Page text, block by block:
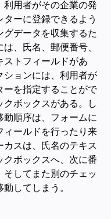
利用者がその企業の発
ーに登録できるよう
グデータを収集するた
、氏名、郵便番号、
ストフィールドがあ
ションには、利用者が
ーを指定することがで
クボックスがある。し
順序は、フォームに
ィールドを行ったり来
カスは、氏名のテキス
クボックスへ、次に番
してまた別のチェッ
してしまう。